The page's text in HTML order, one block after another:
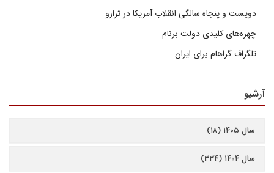
دویست و پنجاه سالگی انقلاب آمریکا در ترازو
چهره‌های کلیدی دولت برنام
تلگراف گراهام برای ایران
آرشیو
سال ۱۴۰۵ (۱۸)
سال ۱۴۰۴ (۳۳۴)